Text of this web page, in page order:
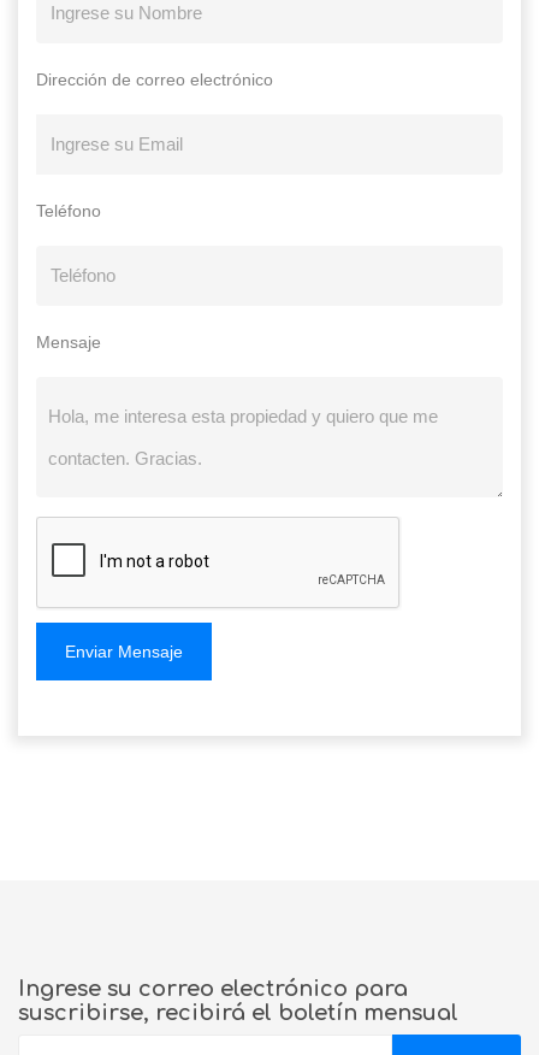
Dirección de correo electrónico
Teléfono
Mensaje
Enviar Mensaje
Ingrese su correo electrónico para
suscribirse, recibirá el boletín mensual